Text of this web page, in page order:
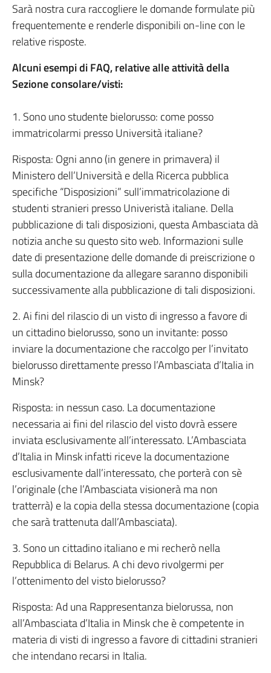
Sarà nostra cura raccogliere le domande formulate più
frequentemente e renderle disponibili on-line con le
relative risposte.
Alcuni esempi di FAQ, relative alle attività della
Sezione consolare/visti:
1. Sono uno studente bielorusso: come posso
immatricolarmi presso Università italiane?
Risposta: Ogni anno (in genere in primavera) il
Ministero dell’Università e della Ricerca pubblica
specifiche “Disposizioni” sull’immatricolazione di
studenti stranieri presso Univeristà italiane. Della
pubblicazione di tali disposizioni, questa Ambasciata dà
notizia anche su questo sito web. Informazioni sulle
date di presentazione delle domande di preiscrizione o
sulla documentazione da allegare saranno disponibili
successivamente alla pubblicazione di tali disposizioni.
2. Ai fini del rilascio di un visto di ingresso a favore di
un cittadino bielorusso, sono un invitante: posso
inviare la documentazione che raccolgo per l’invitato
bielorusso direttamente presso l’Ambasciata d’Italia in
Minsk?
Risposta: in nessun caso. La documentazione
necessaria ai fini del rilascio del visto dovrà essere
inviata esclusivamente all’interessato. L’Ambasciata
d’Italia in Minsk infatti riceve la documentazione
esclusivamente dall’interessato, che porterà con sè
l’originale (che l’Ambasciata visionerà ma non
tratterrà) e la copia della stessa documentazione (copia
che sarà trattenuta dall’Ambasciata).
3. Sono un cittadino italiano e mi recherò nella
Repubblica di Belarus. A chi devo rivolgermi per
l’ottenimento del visto bielorusso?
Risposta: Ad una Rappresentanza bielorussa, non
all’Ambasciata d’Italia in Minsk che è competente in
materia di visti di ingresso a favore di cittadini stranieri
che intendano recarsi in Italia.